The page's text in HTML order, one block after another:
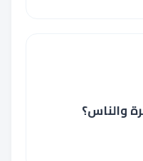
والناس؟